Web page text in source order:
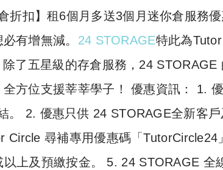
折扣】租6個月多送3個月迷你倉服務
有增無減。 24 STORAGE特此為
了五星級的存倉服務，24
方位支援莘莘學子！ 優惠資訊： 1.
。 2. 優惠只供 24 STORAGE全新客
Circle 尋補專用優惠碼「TutorCircle24
上及預繳按金。 5. 24 STORAGE 全